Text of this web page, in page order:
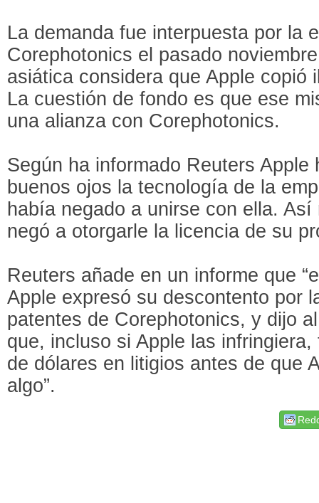
La demanda fue interpuesta por la
Corephotonics el pasado
asiática considera que Apple copió
La cuestión de fondo es que ese
una alianza con Corephotonics.
Según ha informado Reuters
buenos ojos la tecnología de la
había negado a unirse con ella.
negó a otorgarle la licencia de su
Reuters añade en un informe que
Apple expresó su descontento por
patentes de Corephotonics, y dijo
que, incluso si Apple las
de dólares en litigios antes de que
algo”.